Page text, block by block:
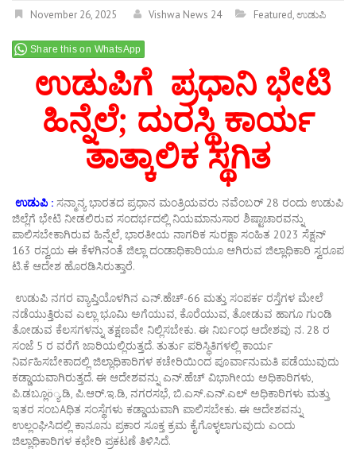
November 26, 2025 Vishwa News 24 Featured,ಉಡುಪಿ
Share this on WhatsApp
ಉಡುಪಿಗೆ ಪ್ರಧಾನಿ ಭೇಟಿ
ಹಿನ್ನೆಲೆ; ದುರಸ್ಥಿ ಕಾರ್ಯ
ತಾತ್ಕಾಲಿಕ ಸ್ಥಗಿತ
ಉಡುಪಿ : ಸನ್ಮಾನ್ಯ ಭಾರತದ ಪ್ರಧಾನ ಮಂತ್ರಿಯವರು ನವೆಂಬರ್ 28 ರಂದು ಉಡುಪಿ
ಜಿಲ್ಲೆಗೆ ಭೇಟಿ ನೀಡಲಿರುವ ಸಂದರ್ಭದಲ್ಲಿ ನಿಯಮಾನುಸಾರ ಶಿಷ್ಟಾಚಾರವನ್ನು
ಪಾಲಿಸಬೇಕಾಗಿರುವ ಹಿನ್ನೆಲೆ, ಭಾರತೀಯ ನಾಗರಿಕ ಸುರಕ್ಷಾ ಸಂಹಿತ 2023 ಸೆಕ್ಷನ್
163 ರನ್ವಯ ಈ ಕೆಳಗಿನಂತೆ ಜಿಲ್ಲಾ ದಂಡಾಧಿಕಾರಿಯೂ ಆಗಿರುವ ಜಿಲ್ಲಾಧಿಕಾರಿ ಸ್ವರೂಪ
ಟಿ.ಕೆ ಆದೇಶ ಹೊರಡಿಸಿರುತ್ತಾರೆ.
ಉಡುಪಿ ನಗರ ವ್ಯಾಪ್ತಿಯೊಳಗಿನ ಎನ್.ಹೆಚ್-66 ಮತ್ತು ಸಂಪರ್ಕ ರಸ್ತೆಗಳ ಮೇಲೆ
ನಡೆಯುತ್ತಿರುವ ಎಲ್ಲಾ ಭೂಮಿ ಅಗೆಯುವ, ಕೊರೆಯುವ, ತೋಡುವ ಹಾಗೂ ಗುಂಡಿ
ತೋಡುವ ಕೆಲಸಗಳನ್ನು ತಕ್ಷಣವೇ ನಿಲ್ಲಿಸಬೇಕು. ಈ ನಿರ್ಬಂಧ ಆದೇಶವು ನ. 28 ರ
ಸಂಜೆ 5 ರ ವರೆಗೆ ಜಾರಿಯಲ್ಲಿರುತ್ತದೆ. ತುರ್ತು ಪರಿಸ್ಥಿತಿಗಳಲ್ಲಿ ಕಾರ್ಯ
ನಿರ್ವಹಿಸಬೇಕಾದಲ್ಲಿ ಜಿಲ್ಲಾಧಿಕಾರಿಗಳ ಕಚೇರಿಯಿಂದ ಪೂರ್ವಾನುಮತಿ ಪಡೆಯುವುದು
ಕಡ್ಡಾಯವಾಗಿರುತ್ತದೆ. ಈ ಆದೇಶವನ್ನು ಎನ್.ಹೆಚ್ ವಿಭಾಗೀಯ ಅಧಿಕಾರಿಗಳು,
ಪಿ.ಡಬ್ಲೂö್ಯ.ಡಿ, ಪಿ.ಆರ್.ಇ.ಡಿ, ನಗರಸಭೆ, ಬಿ.ಎಸ್.ಎನ್.ಎಲ್ ಅಧಿಕಾರಿಗಳು ಮತ್ತು
ಇತರ ಸಂಬAಧಿತ ಸಂಸ್ಥೆಗಳು ಕಡ್ಡಾಯವಾಗಿ ಪಾಲಿಸಬೇಕು. ಈ ಆದೇಶವನ್ನು
ಉಲ್ಲಂಘಿಸಿದಲ್ಲಿ ಕಾನೂನು ಪ್ರಕಾರ ಸೂಕ್ತ ಕ್ರಮ ಕೈಗೊಳ್ಳಲಾಗುವುದು ಎಂದು
ಜಿಲ್ಲಾಧಿಕಾರಿಗಳ ಕಛೇರಿ ಪ್ರಕಟಣೆ ತಿಳಿಸಿದೆ.